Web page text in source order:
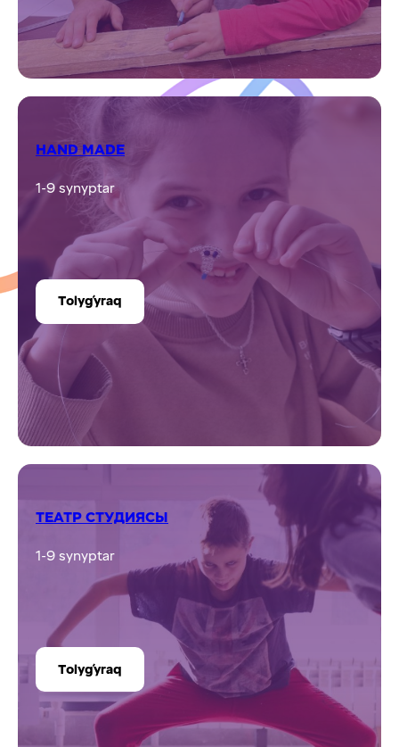
1-9 synyptar
Tolyǵyraq
ФУТБОЛ
2-4 synyptar
Tolyǵyraq